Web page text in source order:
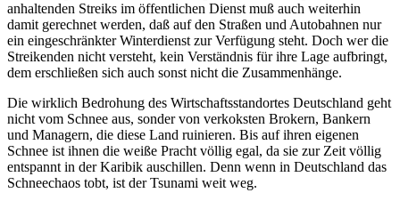
anhaltenden Streiks im öffentlichen Dienst muß auch weiterhin
damit gerechnet werden, daß auf den Straßen und Autobahnen nur
ein eingeschränkter Winterdienst zur Verfügung steht. Doch wer die
Streikenden nicht versteht, kein Verständnis für ihre Lage aufbringt,
dem erschließen sich auch sonst nicht die Zusammenhänge.
Die wirklich Bedrohung des Wirtschaftsstandortes Deutschland geht
nicht vom Schnee aus, sonder von verkoksten Brokern, Bankern
und Managern, die diese Land ruinieren. Bis auf ihren eigenen
Schnee ist ihnen die weiße Pracht völlig egal, da sie zur Zeit völlig
entspannt in der Karibik auschillen. Denn wenn in Deutschland das
Schneechaos tobt, ist der Tsunami weit weg.